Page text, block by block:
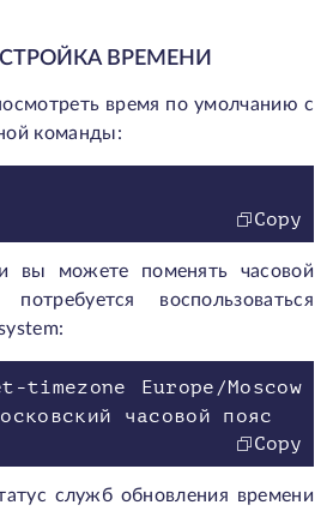
ВРЕМЕНИ
время по умолчанию с
команды:
Copy
вы можете поменять часовой
воспользоваться
Europe/Moscow
Copy
служб обновления времени